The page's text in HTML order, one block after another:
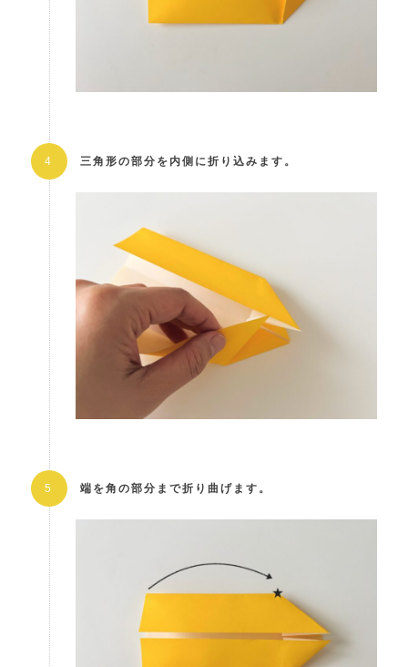
三角形の部分を内側に折り込みます。
端を角の部分まで折り曲げます。